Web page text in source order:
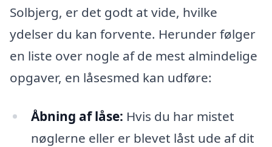
Solbjerg, er det godt at vide, hvilke
ydelser du kan forvente. Herunder følger
en liste over nogle af de mest almindelige
opgaver, en låsesmed kan udføre:
Åbning af låse: Hvis du har mistet
nøglerne eller er blevet låst ude af dit